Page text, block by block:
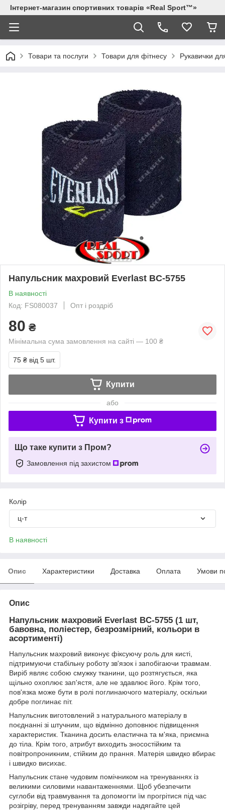
Інтернет-магазин спортивних товарів «Real Sport™»
Товари та послуги Товари для фітнесу Рукавички
Напульсник махровий Everlast BC-5755
В наявності
Код: FS080037
Опт і роздріб
80 ₴
Мінімальна сума замовлення на сайті — 100 ₴
75 ₴ від 5 шт.
Купити
або
Купити з
Що таке купити з Пром?
Замовлення під захистом
Колір
ц-т
В наявності
Опис Характеристики Доставка Оплата Умови
Опис
Напульсник махровий Everlast BC-5755 (1 шт,
бавовна, поліестер, безрозмірний, кольори в
асортименті)
Напульсник махровий виконує фіксуючу роль для кисті,
підтримуючи стабільну роботу зв'язок і запобігаючи травмам.
Виріб являє собою смужку тканини, що розтягується, яка
щільно охоплює зап'ястя, але не здавлює його. Крім того,
пов'язка може бути в ролі поглинаючого матеріалу, оскільки
добре поглинає піт.
Напульсник виготовлений з натурального матеріалу в
поєднанні зі штучним, що відмінно доповнює підвищення
характеристик. Тканина досить еластична та м'яка, приємна
до тіла.
Крім того, атрибут виходить зносостійким та
повітропроникним, стійким до прання.
Матерія швидко вбирає
і швидко висихає.
Напульсник стане чудовим помічником на тренуваннях із
великими силовими навантаженнями.
Щоб убезпечити
суглоби від травмування та допомогти їм прогрітися під час
розігріву, перед тренуванням завжди надягайте цей